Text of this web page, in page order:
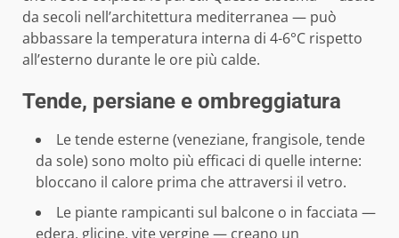
da secoli nell’architettura mediterranea — può
abbassare la temperatura interna di 4-6°C rispetto
all’esterno durante le ore più calde.
Tende, persiane e ombreggiatura
Le tende esterne (veneziane, frangisole, tende
da sole) sono molto più efficaci di quelle interne:
bloccano il calore prima che attraversi il vetro.
Le piante rampicanti sul balcone o in facciata —
edera, glicine, vite vergine — creano un